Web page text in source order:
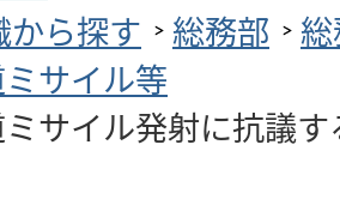
から探す 総務部
サイル等
サイル発射に抗議